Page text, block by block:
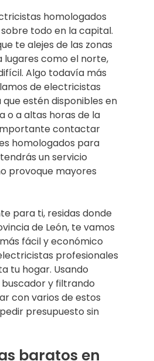
homologados
todo en la capital.
te alejes de las zonas
lugares como el norte,
Algo todavía más
de electricistas
estén disponibles en
o a altas horas de la
contactar
homologados para
un servicio
provoque mayores
para ti, residas donde
de León, te vamos
fácil y económico
profesionales
tu hogar. Usando
y filtrando
con varios de estos
presupuesto sin
baratos en